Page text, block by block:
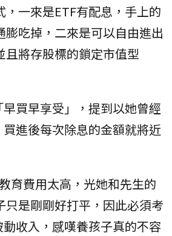
，一來是ETF有配息，手上的
膨吃掉，二來是可以自由進出
且將存股標的鎖定市值型
買早享受」，提到以她曾經
進後每次除息的金額就將近
育費用太高，光她和先生的
只是剛剛好打平，因此必須考
收入，感嘆養孩子真的不容